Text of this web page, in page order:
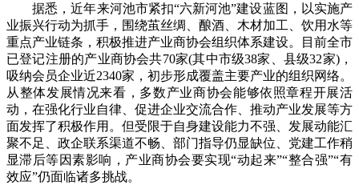
据悉，近年来河池市紧扣“六新河池”建设蓝图，以实施产
业振兴行动为抓手，围绕茧丝绸、酿酒、木材加工、饮用水等
重点产业链条，积极推进产业商协会组织体系建设。目前全市
已登记注册的产业商协会共70家(其中市级38家、县级32家)，
吸纳会员企业近2340家，初步形成覆盖主要产业的组织网络。
从整体发展情况来看，多数产业商协会能够依照章程开展活
动，在强化行业自律、促进企业交流合作、推动产业发展等方
面发挥了积极作用。但受限于自身建设能力不强、发展动能汇
聚不足、政企联系渠道不畅、部门指导仍显缺位、党建工作稍
显滞后等因素影响，产业商协会要实现“动起来”“整合强”“有
效应”仍面临诸多挑战。